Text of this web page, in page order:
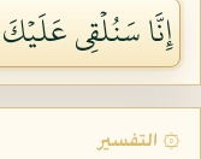
إِنَّا سَنُلۡقِي عَلَيۡكَ
۞ التفسير